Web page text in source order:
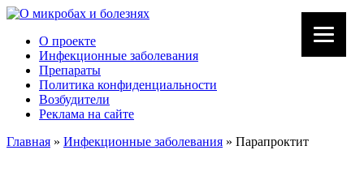
О проекте
Инфекционные заболевания
Препараты
Политика конфиденциальности
Возбудители
Реклама на сайте
Главная » Инфекционные заболевания » Парапроктит